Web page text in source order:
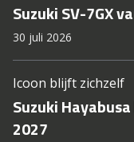
Suzuki SV-7GX
30 juli 2026
Icoon blijft zichzelf
Suzuki
2027